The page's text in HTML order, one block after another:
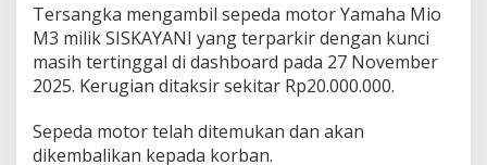
Tersangka mengambil sepeda motor Yamaha Mio
M3 milik SISKAYANI yang terparkir dengan kunci
masih tertinggal di dashboard pada 27 November
2025. Kerugian ditaksir sekitar Rp20.000.000.
Sepeda motor telah ditemukan dan akan
dikembalikan kepada korban.